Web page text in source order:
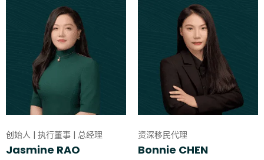
创始人 | 执行董事 | 总经理
Jasmine RAO
资深移民代理
Bonnie CHEN